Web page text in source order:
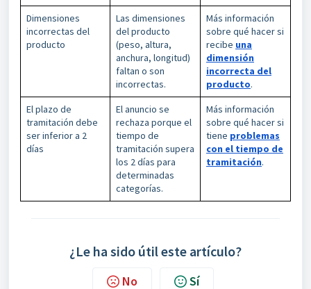
Dimensiones
incorrectas del
producto
Las dimensiones
del producto
(peso, altura,
anchura, longitud)
faltan o son
incorrectas.
Más información
sobre qué hacer si
recibe una
dimensión
incorrecta del
producto.
El plazo de
tramitación debe
ser inferior a 2
días
El anuncio se
rechaza porque el
tiempo de
tramitación supera
los 2 días para
determinadas
categorías.
Más información
sobre qué hacer si
tiene problemas
con el tiempo de
tramitación.
¿Le ha sido útil este artículo?
No Sí